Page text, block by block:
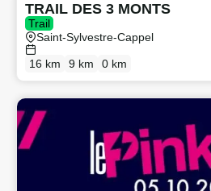
TRAIL DES 3 MONTS
Trail
Saint-Sylvestre-Cappel
16 km 9 km 0 km